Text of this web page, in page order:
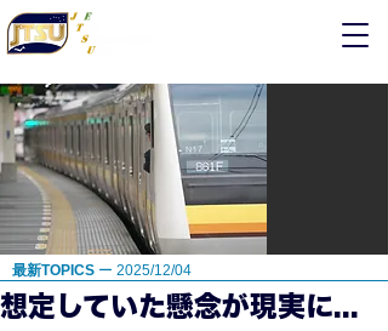
最新TOPICS ー 2025/12/04
想定していた懸念が現実に...